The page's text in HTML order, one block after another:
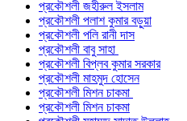
প্রকৌশলী জহীরুল ইসলাম
প্রকৌশলী পলাশ কুমার বড়ুয়া
প্রকৌশলী পলি রানী দাস
প্রকৌশলী বাবু সাহা
প্রকৌশলী বিপ্লব কুমার সরকার
প্রকৌশলী মাহমুদ হোসেন
প্রকৌশলী মিশন চাকমা
প্রকৌশলী মিশন চাকমা